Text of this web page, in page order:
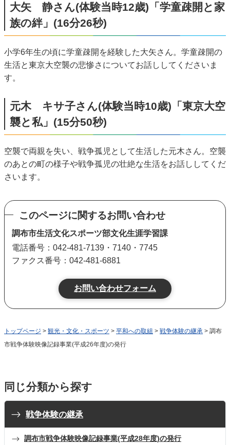
大矢 静さん(体験当時12歳)「学童疎開と家
族の絆」(16分26秒)
小学6年生の頃に学童疎開を経験した大矢さん。学童疎開の
生活と東京大空襲の悲惨さについてお話ししてくださいま
す。
元木 キサ子さん(体験当時10歳)「東京大空
襲と私」(15分50秒)
空襲で両親を失い、戦争孤児として生活した元木さん。空襲
のあとの町の様子や戦争孤児の壮絶な生活をお話ししてくだ
さいます。
このページに関するお問い合わせ
調布市生活文化スポーツ部文化生涯学習課
電話番号：042-481-7139・7140・7745
ファクス番号：042-481-6881
トップページ > 観光・文化・スポーツ > 平和への取組 > 戦争体験の継承 > 調布
市戦争体験映像記録事業(平成26年度)の発行
同じ分類から探す
戦争体験の継承
調布市戦争体験映像記録事業(平成28年度)の発行